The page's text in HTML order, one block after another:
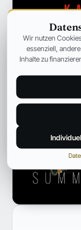
Wir nutzen
essenziell,
Inhalte zu